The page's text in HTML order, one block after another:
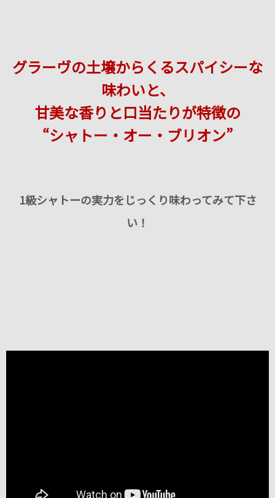
グラーヴの土壌からくるスパイシーな
味わいと、
甘美な香りと口当たりが特徴の
“シャトー・オー・ブリオン”
1級シャトーの実力をじっくり味わってみて下さ
い！